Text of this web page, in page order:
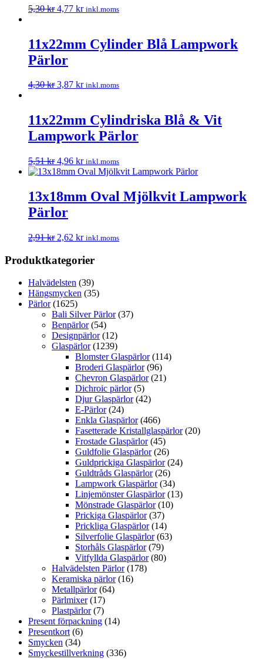
5,30kr 4,77 kr inkl.moms
11x22mm Cylinder Blå Lampwork
Pärlor
4,30kr 3,87 kr inkl.moms
11x22mm Cylindriska Blå & Vit
Lampwork Pärlor
5,51kr 4,96 kr inkl.moms
13x18mm Oval Mjölkvit Lampwork
Pärlor
2,91kr 2,62 kr inkl.moms
Produktkategorier
Halvädelsten (39)
Hängsmycken (35)
Pärlor (1625)
Bali Silver Pärlor (37)
Benpärlor (54)
Designpärlor (12)
Glaspärlor (1239)
Blomster Glaspärlor (114)
Broderi Glaspärlor (96)
Chevron Glaspärlor (21)
Dichroic pärlor (5)
Djur Glaspärlor (42)
E-Pärlor (24)
Enkla Glaspärlor (466)
Fasetterade Kristallglaspärlor (20)
Frostade Glaspärlor (45)
Guldfolie Glaspärlor (26)
Guldprickiga Glaspärlor (24)
Guldtråds Glaspärlor (26)
Lampwork Glaspärlor (34)
Linjemönster Glaspärlor (13)
Mönstrade Glaspärlor (10)
Prickiga Glaspärlor (37)
Prickliga Glaspärlor (14)
Silverfolie Glaspärlor (63)
Storhåls Glaspärlor (79)
Vitfyllda Glaspärlor (80)
Halvädelsten Pärlor (178)
Keramiska pärlor (16)
Metallpärlor (64)
Pärlmixer (17)
Plastpärlor (7)
Present förpackning (14)
Presentkort (6)
Smycken (34)
Smyckestillverkning (336)